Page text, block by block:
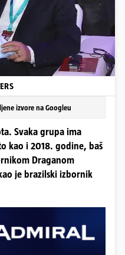
izvore na Googleu
Svaka grupa ima
kao i 2018. godine, baš
Draganom
je brazilski izbornik